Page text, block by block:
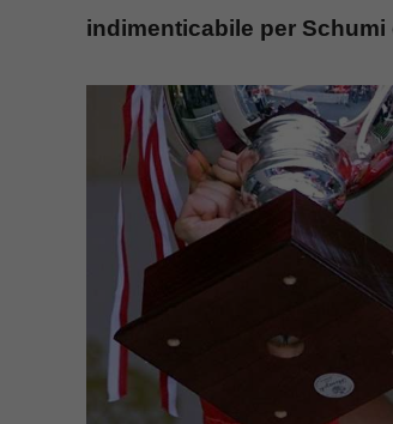
indimenticabile per Schumi